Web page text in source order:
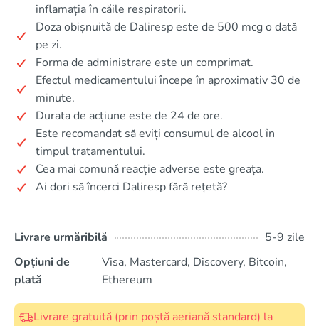
inflamația în căile respiratorii.
Doza obișnuită de Daliresp este de 500 mcg o dată
pe zi.
Forma de administrare este un comprimat.
Efectul medicamentului începe în aproximativ 30 de
minute.
Durata de acțiune este de 24 de ore.
Este recomandat să eviți consumul de alcool în
timpul tratamentului.
Cea mai comună reacție adverse este greața.
Ai dori să încerci Daliresp fără rețetă?
Livrare urmăribilă
5-9 zile
Opțiuni de
plată
Visa, Mastercard, Discovery, Bitcoin,
Ethereum
Livrare gratuită (prin poștă aeriană standard) la